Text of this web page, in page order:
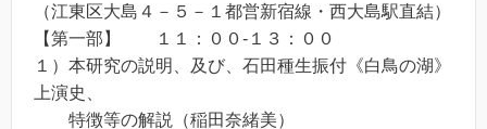
（江東区大島４－５－１都営新宿線・西大島駅直結）
【第一部】 １１：００-１３：００
１）本研究の説明、及び、石田種生振付《白鳥の湖》
上演史、
特徴等の解説（稲田奈緒美）